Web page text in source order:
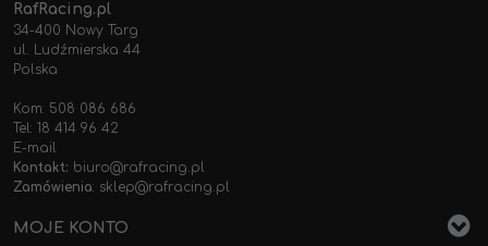
RafRacing.pl
34-400 Nowy Targ
ul. Ludźmierska 44
Polska
Kom: 508 086 686
Tel: 18 414 96 42
E-mail
Kontakt: biuro@rafracing.pl
Zamówienia: sklep@rafracing.pl
MOJE KONTO